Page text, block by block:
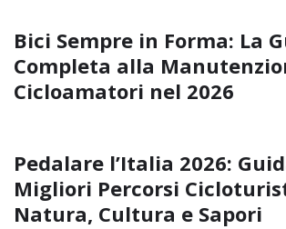
Bici Sempre in Forma: La
Completa alla
Cicloamatori nel 2026
Pedalare l’Italia 2026:
Migliori Percorsi
Natura, Cultura e Sapori